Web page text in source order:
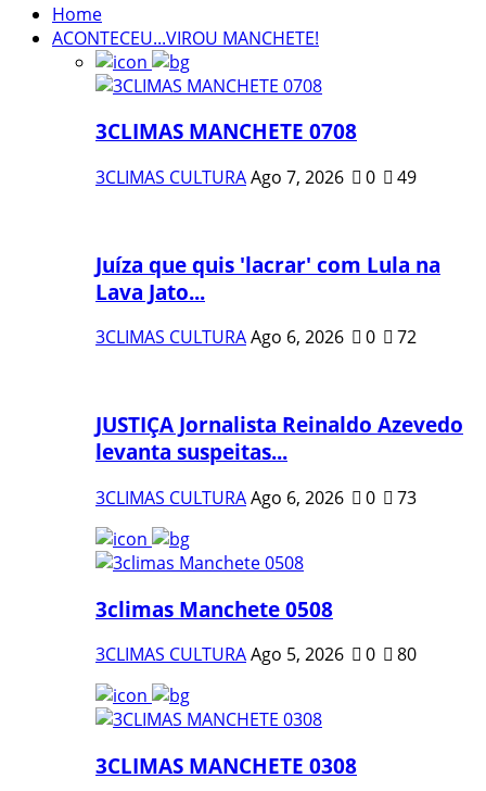
Home
ACONTECEU...VIROU MANCHETE!
3CLIMAS MANCHETE 0708
3CLIMAS CULTURAAgo 7, 2026 0 49
Juíza que quis 'lacrar' com Lula na
Lava Jato...
3CLIMAS CULTURAAgo 6, 2026 0 72
JUSTIÇA Jornalista Reinaldo Azevedo
levanta suspeitas...
3CLIMAS CULTURAAgo 6, 2026 0 73
3climas Manchete 0508
3CLIMAS CULTURAAgo 5, 2026 0 80
3CLIMAS MANCHETE 0308